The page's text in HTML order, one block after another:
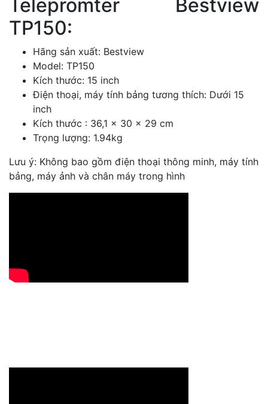
Telepromter Bestview
TP150:
Hãng sản xuất: Bestview
Model: TP150
Kích thước: 15 inch
Điện thoại, máy tính bảng tương thích: Dưới 15
inch
Kích thước : 36,1 x 30 x 29 cm
Trọng lượng: 1.94kg
Lưu ý: Không bao gồm điện thoại thông minh, máy tính
bảng, máy ảnh và chân máy trong hình